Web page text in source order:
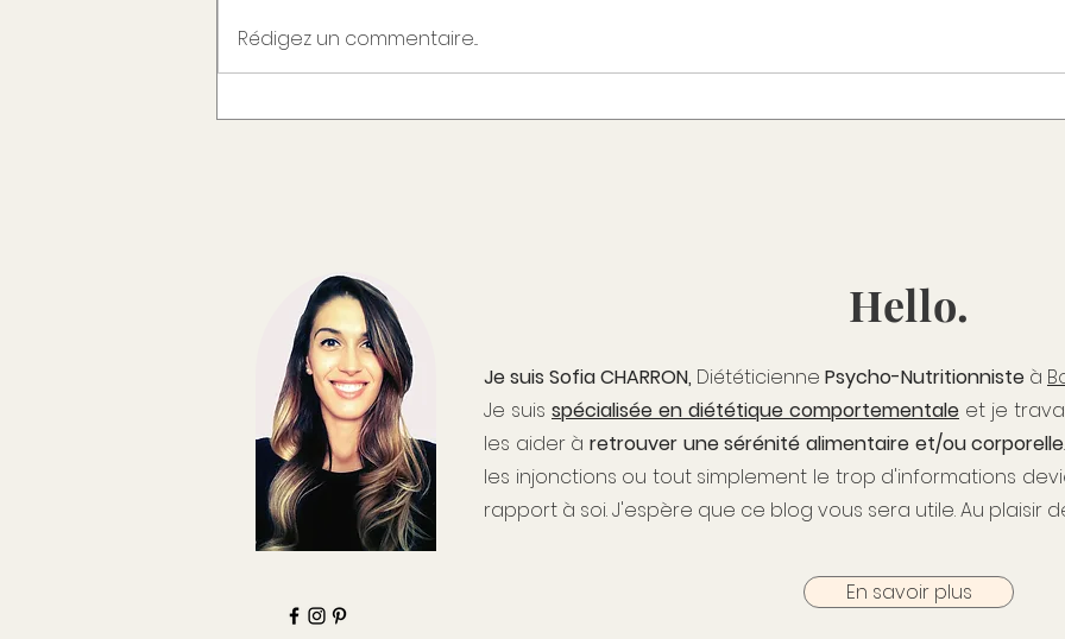
Pourquoi je n’arrive pas à
perdre du poids malgré mes
comportementale : Avancer à
autour de l’alimentation.
Rédigez un commentaire...
Hello.
Je suis SofiaCHARRON, Diététicienne Psycho-Nutritionniste à
Je suis spécialisée en diététique comportementale et je
les aider à retrouver une sérénité alimentaire et/ou corporelle
les injonctions ou tout simplement le trop d'informations
rapport à soi. J'espère que ce blog vous sera utile. Au plaisir
En savoir plus